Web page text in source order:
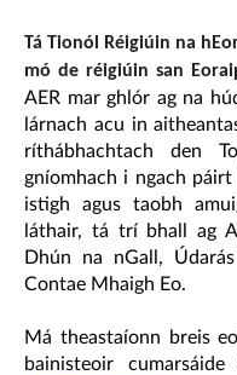
Tá Tionól Réigiúin na
mó de réigiúin san
AER mar ghlór ag na
lárnach acu in
ríthábhachtach den
gníomhach i ngach
istigh agus taobh
láthair, tá trí bhall ag
Dhún na nGall,
Contae Mhaigh Eo.
Má theastaíonn breis
bainisteoir